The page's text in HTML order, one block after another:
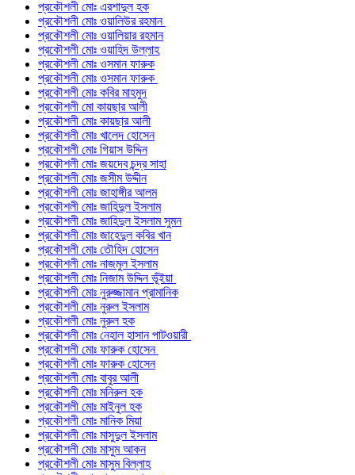
প্রকৌশলী মোঃ এরশাদুল হক
প্রকৌশলী মোঃ ওয়ালিউর রহমান
প্রকৌশলী মোঃ ওয়ালিয়ার রহমান
প্রকৌশলী মোঃ ওয়াহিদ উল্লাহ
প্রকৌশলী মোঃ ওসমান ফারুক
প্রকৌশলী মোঃ ওসমান ফারুক
প্রকৌশলী মোঃ কবির মাহমুদ
প্রকৌশলী মো কায়ছার আলী
প্রকৌশলী মোঃ কায়ছার আলী
প্রকৌশলী মোঃ খালেদ হোসেন
প্রকৌশলী মোঃ গিয়াস উদ্দিন
প্রকৌশলী মোঃ জয়দেব চন্দ্র সাহা
প্রকৌশলী মোঃ জসীম উদ্দীন
প্রকৌশলী মোঃ জাহাঙ্গীর আলম
প্রকৌশলী মোঃ জাহিদুল ইসলাম
প্রকৌশলী মোঃ জাহিদুল ইসলাম সুমন
প্রকৌশলী মোঃ জাহেদুল কবির খান
প্রকৌশলী মোঃ তৌহিদ হোসেন
প্রকৌশলী মোঃ নাজমুল ইসলাম
প্রকৌশলী মোঃ নিজাম উদ্দিন ভূঁইয়া
প্রকৌশলী মোঃ নুরুজ্জামান প্রামানিক
প্রকৌশলী মোঃ নুরুল ইসলাম
প্রকৌশলী মোঃ নুরুল হক
প্রকৌশলী মোঃ নেহাল হাসান পাটওয়ারী
প্রকৌশলী মোঃ ফারুক হোসেন
প্রকৌশলী মোঃ ফারুক হোসেন
প্রকৌশলী মোঃ বাবুর আলী
প্রকৌশলী মোঃ মনিরুল হক
প্রকৌশলী মোঃ মাইনুল হক
প্রকৌশলী মোঃ মানিক মিয়া
প্রকৌশলী মোঃ মাসুদুল ইসলাম
প্রকৌশলী মোঃ মাসুম আকন
প্রকৌশলী মোঃ মাসুম বিল্লাহ